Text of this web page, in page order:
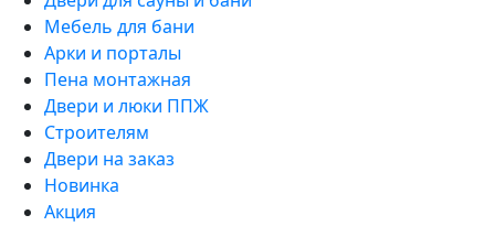
Мебель для бани
Арки и порталы
Пена монтажная
Двери и люки ППЖ
Строителям
Двери на заказ
Новинка
Акция